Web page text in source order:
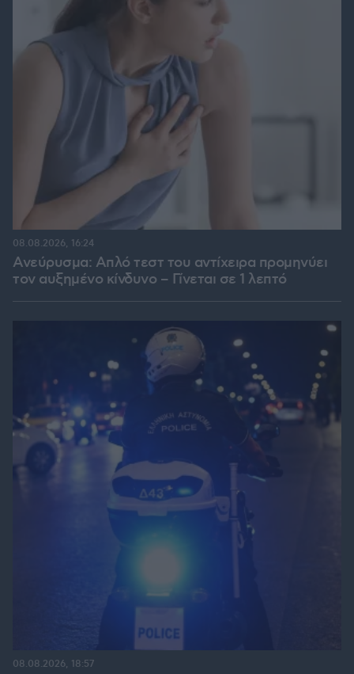
Ανεύρυσμα: Απλό τεστ του αντίχειρα προμηνύει
τον αυξημένο κίνδυνο – Γίνεται σε 1 λεπτό
08.08.2026, 16:24
08.08.2026, 18:57